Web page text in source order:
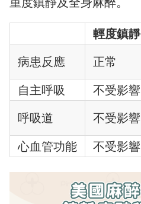
輕度鎮靜
病患反應
正常
自主呼吸
不受影響
呼吸道
不受影響
心血管功能
不受影響